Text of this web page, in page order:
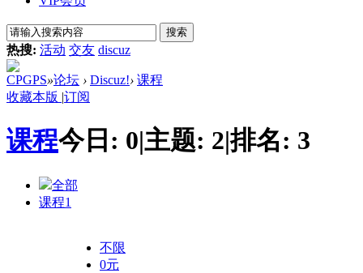
搜索
热搜: 活动 交友 discuz
CPGPS»论坛 › Discuz!› 课程
收藏本版 |订阅
课程今日: 0|主题: 2|排名: 3
全部
课程1
不限
0元